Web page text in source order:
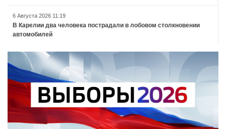
6 Августа 2026 11:19
В Карелии два человека пострадали в лобовом столкновении
автомобилей